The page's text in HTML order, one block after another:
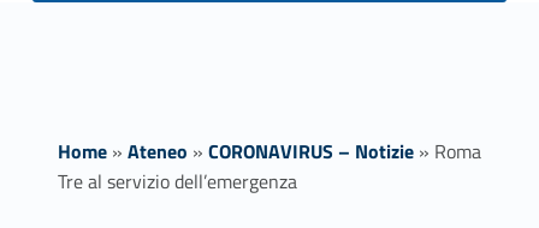
Home» Ateneo » CORONAVIRUS – Notizie» Roma
Tre al servizio dell’emergenza